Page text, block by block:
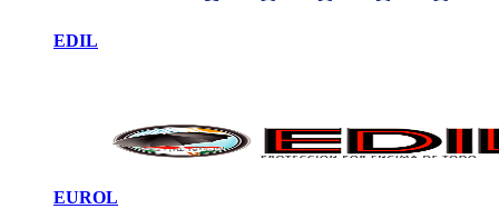
EDIL
EUROL